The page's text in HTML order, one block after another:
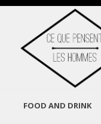
FOOD AND DRINK